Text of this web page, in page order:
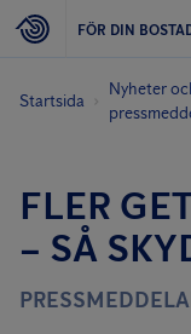
FÖR DIN
Startsida
Nyheter
FLER
– SÅ